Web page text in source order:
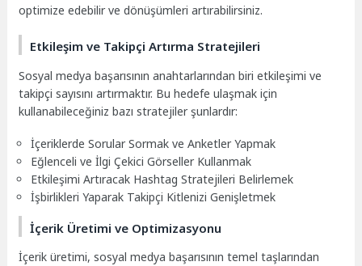
optimize edebilir ve dönüşümleri artırabilirsiniz.
Etkileşim ve Takipçi Artırma Stratejileri
Sosyal medya başarısının anahtarlarından biri etkileşimi ve
takipçi sayısını artırmaktır. Bu hedefe ulaşmak için
kullanabileceğiniz bazı stratejiler şunlardır:
İçeriklerde Sorular Sormak ve Anketler Yapmak
Eğlenceli ve İlgi Çekici Görseller Kullanmak
Etkileşimi Artıracak Hashtag Stratejileri Belirlemek
İşbirlikleri Yaparak Takipçi Kitlenizi Genişletmek
İçerik Üretimi ve Optimizasyonu
İçerik üretimi, sosyal medya başarısının temel taşlarından